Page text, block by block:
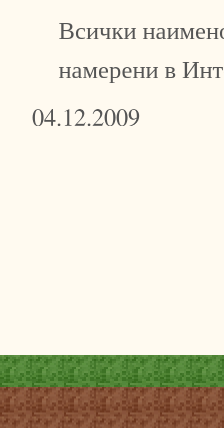
Всички
намерени в
04.12.2009